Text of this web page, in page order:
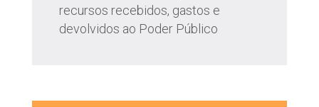
recursos recebidos, gastos e
devolvidos ao Poder Público